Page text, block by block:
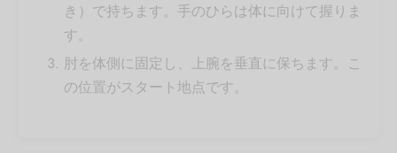
き）で持ちます。手のひらは体に向けて握りま
す。
肘を体側に固定し、上腕を垂直に保ちます。こ
の位置がスタート地点です。